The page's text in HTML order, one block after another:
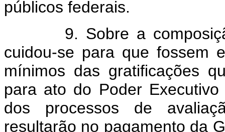
públicos federais.
9. Sobre a composição
cuidou-se para que fossem
mínimos das gratificações
para ato do Poder
dos processos de
resultarão no pagamento da